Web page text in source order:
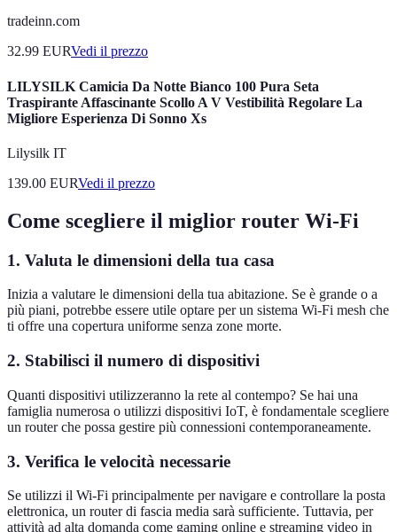
tradeinn.com
32.99 EURVedi il prezzo
LILYSILK Camicia Da Notte Bianco 100 Pura Seta
Traspirante Affascinante Scollo A V Vestibilità Regolare La
Migliore Esperienza Di Sonno Xs
Lilysilk IT
139.00 EURVedi il prezzo
Come scegliere il miglior router Wi-Fi
1. Valuta le dimensioni della tua casa
Inizia a valutare le dimensioni della tua abitazione. Se è grande o a
più piani, potrebbe essere utile optare per un sistema Wi-Fi mesh che
ti offre una copertura uniforme senza zone morte.
2. Stabilisci il numero di dispositivi
Quanti dispositivi utilizzeranno la rete al contempo? Se hai una
famiglia numerosa o utilizzi dispositivi IoT, è fondamentale scegliere
un router che possa gestire più connessioni contemporaneamente.
3. Verifica le velocità necessarie
Se utilizzi il Wi-Fi principalmente per navigare e controllare la posta
elettronica, un router di fascia media sarà sufficiente. Tuttavia, per
attività ad alta domanda come gaming online e streaming video in